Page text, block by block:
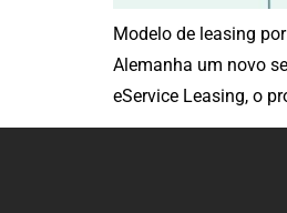
Modelo de leasing
Alemanha um novo
eService Leasing, o